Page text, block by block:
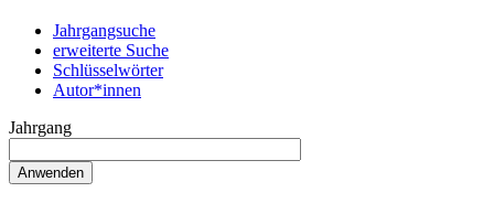
Jahrgangsuche
erweiterte Suche
Schlüsselwörter
Autor*innen
Jahrgang